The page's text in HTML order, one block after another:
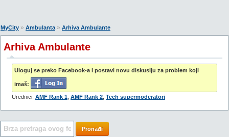
MyCity » Ambulanta» Arhiva Ambulante
Arhiva Ambulante
Uloguj se preko Facebook-a i postavi novu diskusiju za problem koji
imaš:
Urednici: AMF Rank 1 AMF Rank 2 Tech supermoderatori
Pronađi